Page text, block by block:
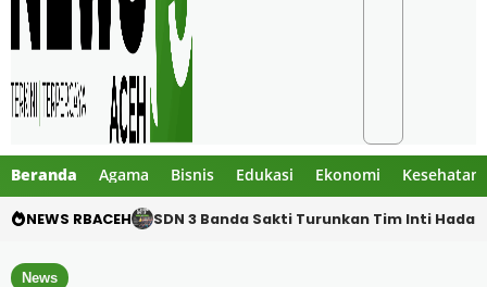
Beranda Agama Bisnis Edukasi Ekonomi Kesehatan
NEWS RBACEH Tangis Warga dan Anak-Anak Warnai
News